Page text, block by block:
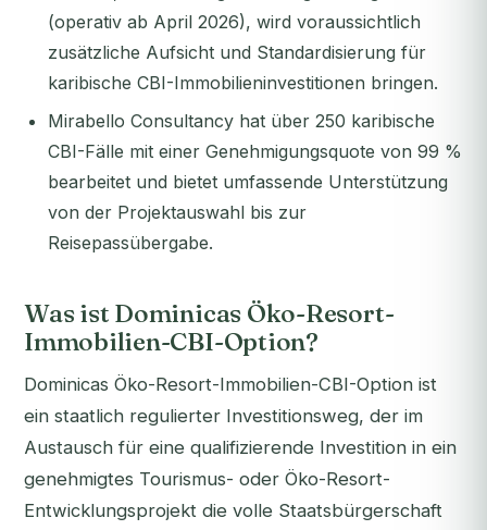
(operativ ab April 2026), wird voraussichtlich
zusätzliche Aufsicht und Standardisierung für
karibische CBI-Immobilieninvestitionen bringen.
Mirabello Consultancy hat über 250 karibische
CBI-Fälle mit einer Genehmigungsquote von 99 %
bearbeitet und bietet umfassende Unterstützung
von der Projektauswahl bis zur
Reisepassübergabe.
Was ist Dominicas Öko-Resort-
Immobilien-CBI-Option?
Dominicas Öko-Resort-Immobilien-CBI-Option ist
ein staatlich regulierter Investitionsweg, der im
Austausch für eine qualifizierende Investition in ein
genehmigtes Tourismus- oder Öko-Resort-
Entwicklungsprojekt die volle Staatsbürgerschaft